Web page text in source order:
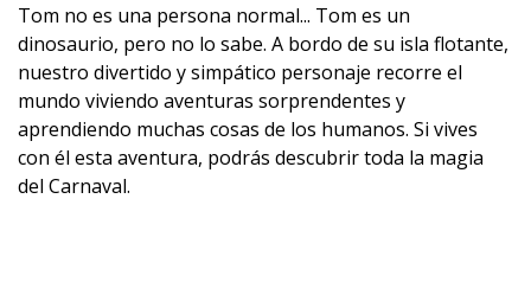
Tom no es una persona normal... Tom es un
dinosaurio, pero no lo sabe. A bordo de su isla flotante,
nuestro divertido y simpático personaje recorre el
mundo viviendo aventuras sorprendentes y
aprendiendo muchas cosas de los humanos. Si vives
con él esta aventura, podrás descubrir toda la magia
del Carnaval.